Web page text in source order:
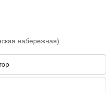
набережная)